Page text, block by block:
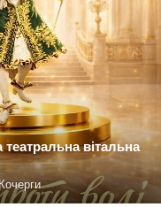
театральна вітальна